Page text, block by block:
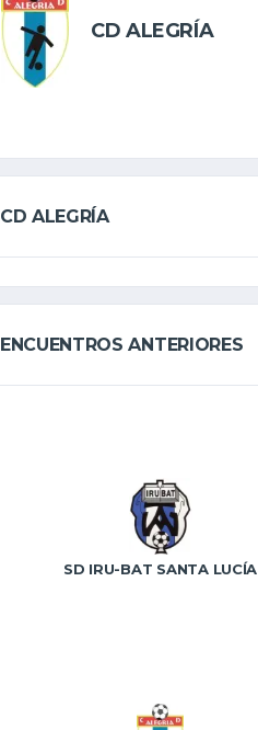
CD ALEGRÍA
CD ALEGRÍA
ENCUENTROS ANTERIORES
SD IRU-BAT SANTA LUCÍA